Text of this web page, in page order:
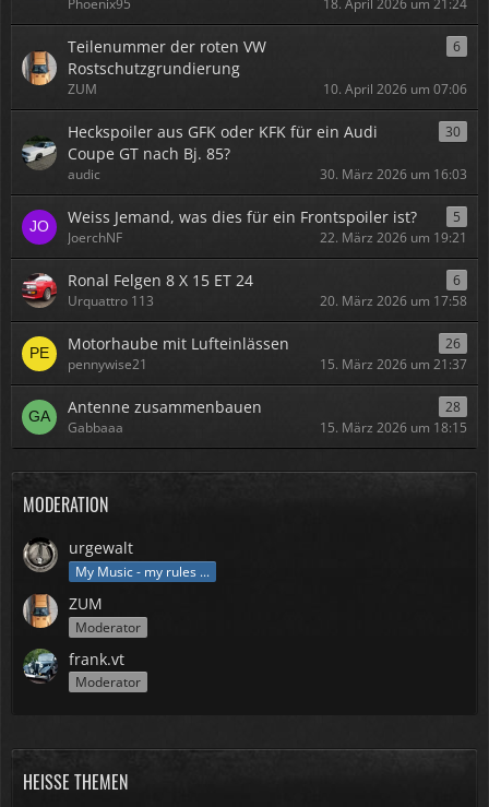
Phoenix95 18. April 2026 um 21:24
Teilenummer der roten VW
Rostschutzgrundierung
6
ZUM 10. April 2026 um 07:06
Heckspoiler aus GFK oder KFK für ein Audi
Coupe GT nach Bj. 85?
30
audic 30. März 2026 um 16:03
Weiss Jemand, was dies für ein Frontspoiler ist?
5
JoerchNF
22. März 2026 um 19:21
Ronal Felgen 8 X 15 ET 24
6
Urquattro 113
20. März 2026 um 17:58
Motorhaube mit Lufteinlässen
26
pennywise21
15. März 2026 um 21:37
Antenne zusammenbauen
28
Gabbaaa
15. März 2026 um 18:15
MODERATION
urgewalt
My Music - my rules ...
ZUM
Moderator
frank.vt
Moderator
HEISSE THEMEN